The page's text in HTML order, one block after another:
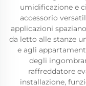
umidificazione e
accessorio
applicazioni
da letto alle stanze
e agli
degli
raffreddatore
installazione,